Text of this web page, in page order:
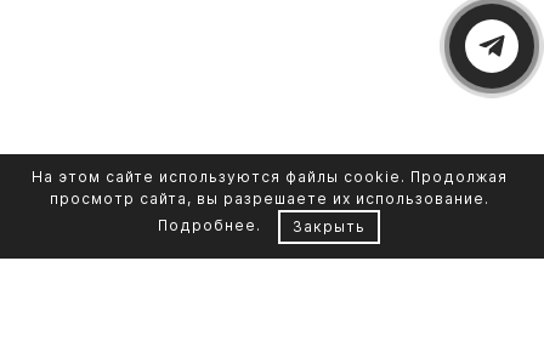
На этом сайте используются файлы cookie. Продолжая
просмотр сайта, вы разрешаете их использование.
Подробнее . Закрыть